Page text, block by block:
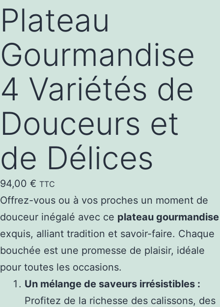
Plateau
Gourmandise
4 Variétés de
Douceurs et
de Délices
94,00 € TTC
Offrez-vous ou à vos proches un moment de
douceur inégalé avec ce plateau gourmandise
exquis, alliant tradition et savoir-faire. Chaque
bouchée est une promesse de plaisir, idéale
pour toutes les occasions.
Un mélange de saveurs irrésistibles :
Profitez de la richesse des calissons, des